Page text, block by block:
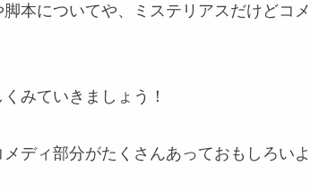
本についてや、ミステリアスだけどコ
みていきましょう！
ディ部分がたくさんあっておもしろいよ